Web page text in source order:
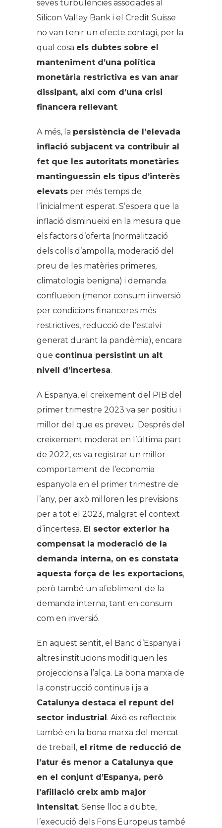
seves turbulències associades al
Silicon Valley Bank i el Credit Suisse
no van tenir un efecte contagi, per la
qual cosa els dubtes sobre el
manteniment d’una política
monetària restrictiva es van anar
dissipant, així com d’una crisi
financera rellevant.
A més, la persistència de l’elevada
inflació subjacent va contribuir al
fet que les autoritats monetàries
mantinguessin els tipus d’interès
elevats per més temps de
l’inicialment esperat. S’espera que la
inflació disminueixi en la mesura que
els factors d’oferta (normalització
dels colls d’ampolla, moderació del
preu de les matèries primeres,
climatologia benigna) i demanda
conflueixin (menor consum i inversió
per condicions financeres més
restrictives, reducció de l’estalvi
generat durant la pandèmia), encara
que continua persistint un alt
nivell d’incertesa.
A Espanya, el creixement del PIB del
primer trimestre 2023 va ser positiu i
millor del que es preveu. Després del
creixement moderat en l’última part
de 2022, es va registrar un millor
comportament de l’economia
espanyola en el primer trimestre de
l’any, per això milloren les previsions
per a tot el 2023, malgrat el context
d’incertesa. El sector exterior ha
compensat la moderació de la
demanda interna, on es constata
aquesta força de les exportacions,
però també un afebliment de la
demanda interna, tant en consum
com en inversió.
En aquest sentit, el Banc d’Espanya i
altres institucions modifiquen les
projeccions a l’alça. La bona marxa de
la construcció continua i ja a
Catalunya destaca el repunt del
sector industrial. Això es reflecteix
també en la bona marxa del mercat
de treball, el ritme de reducció de
l’atur és menor a Catalunya que
en el conjunt d’Espanya, però
l’afiliació creix amb major
intensitat. Sense lloc a dubte,
l’execució dels Fons Europeus també